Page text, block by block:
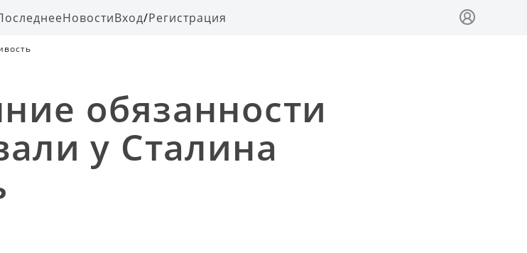
НовостиВход/Регистрация
обязанности
у Сталина